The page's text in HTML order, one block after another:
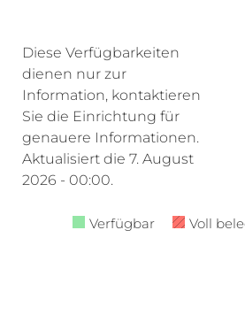
Diese Verfügbarkeiten
dienen nur zur
Information, kontaktieren
Sie die Einrichtung für
genauere Informationen.
Aktualisiert die 7. August
2026 - 00:00.
Verfügbar Voll